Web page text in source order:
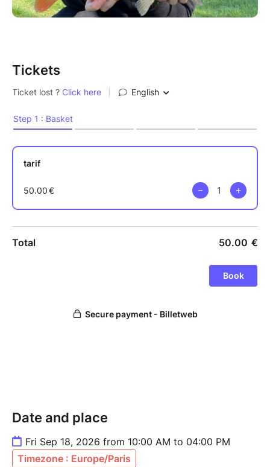
Tickets
Date and place
Fri Sep 18, 2026 from 10:00 AM to 04:00 PM
Timezone : Europe/Paris